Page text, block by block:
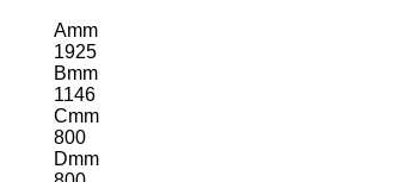
Amm
1925
Bmm
1146
Cmm
800
Dmm